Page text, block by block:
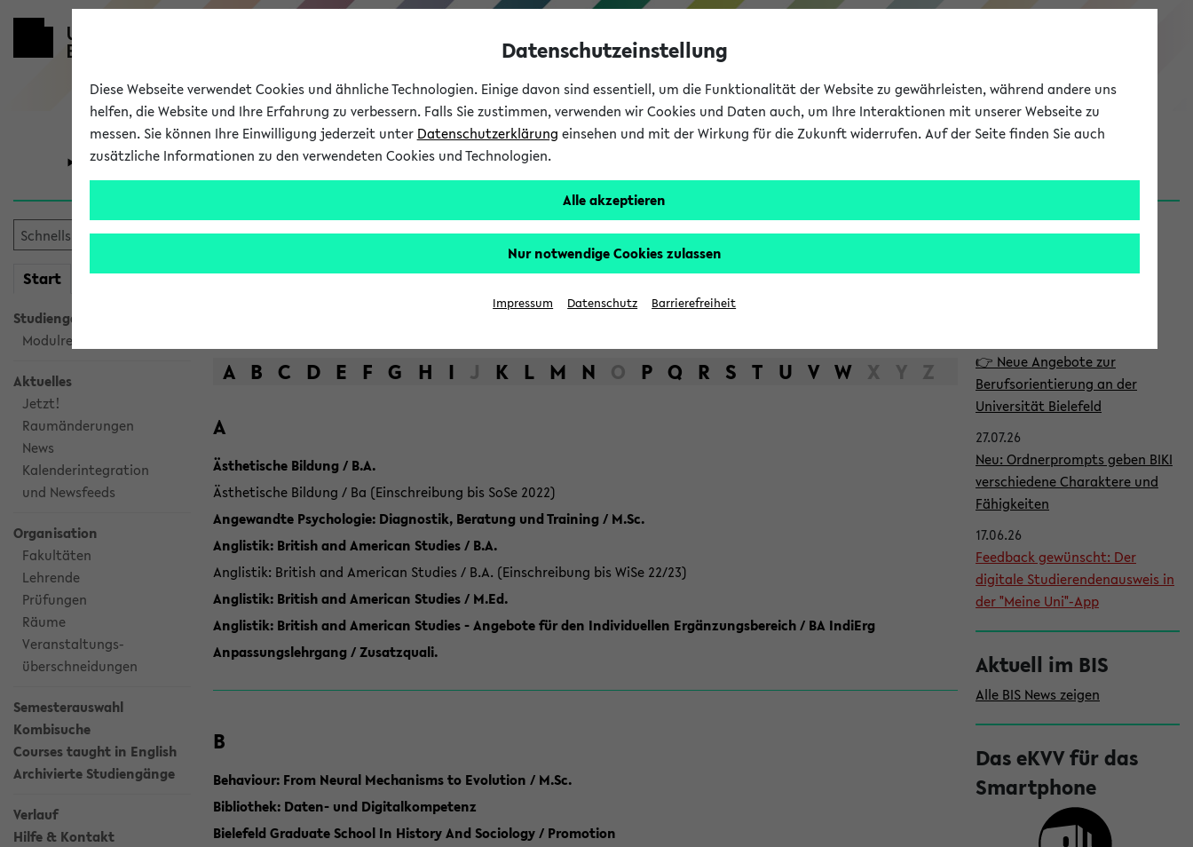
eKVV
Universität Forschung Studium
Start meineKVV
Studiengangsauswahl
Modulrecherche
Aktuelles
Jetzt!
Raumänderungen
News
Kalenderintegration
und Newsfeeds
Organisation
Fakultäten
Lehrende
Prüfungen
Räume
Veranstaltungs-
überschneidungen
Semesterauswahl
Kombisuche
Courses taught in English
Archivierte Studiengänge
Verlauf
Hilfe & Kontakt
Das Lehrangebot der Universität Bielefeld
A B C D E F G H I J K L M N O P Q R S T U V W X Y Z
A
Ästhetische Bildung / B.A.
Ästhetische Bildung / Ba (Einschreibung bis SoSe 2022)
Angewandte Psychologie: Diagnostik, Beratung und Training / M.Sc.
Anglistik: British and American Studies / B.A.
Anglistik: British and American Studies / B.A. (Einschreibung bis WiSe 22/23)
Anglistik: British and American Studies / M.Ed.
Anglistik: British and American Studies - Angebote für den Individuellen Ergänzungsbereich / BA IndiErg
Anpassungslehrgang / Zusatzquali.
B
Behaviour: From Neural Mechanisms to Evolution / M.Sc.
Bibliothek: Daten- und Digitalkompetenz
Bielefeld Graduate School In History And Sociology / Promotion
S
i
News
👉 Neue Angebote zur
Berufsorientierung an der
Universität Bielefeld
27.07.26
Neu: Ordnerprompts geben BIKI
verschiedene Charaktere und
Fähigkeiten
17.06.26
Feedback gewünscht: Der
digitale Studierendenausweis in
der "Meine Uni"-App
Aktuell im BIS
Alle BIS News zeigen
Das eKVV für das
Smartphone
Datenschutzeinstellung
Diese Webseite verwendet Cookies und ähnliche Technologien. Einige davon sind essentiell, um die Funktionalität der Website zu gewährleisten, während andere uns
helfen, die Website und Ihre Erfahrung zu verbessern. Falls Sie zustimmen, verwenden wir Cookies und Daten auch, um Ihre Interaktionen mit unserer Webseite zu
messen. Sie können Ihre Einwilligung jederzeit unter Datenschutzerklärung einsehen und mit der Wirkung für die Zukunft widerrufen. Auf der Seite finden Sie auch
zusätzliche Informationen zu den verwendeten Cookies und Technologien.
Alle akzeptieren
Nur notwendige Cookies zulassen
Impressum Datenschutz Barrierefreiheit